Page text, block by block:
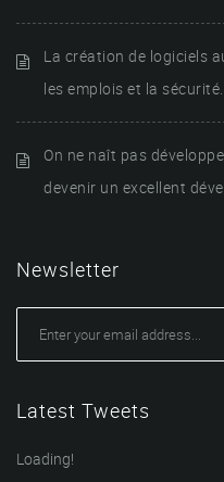
La création de logiciels
les emplois et la sécurité.
On ne naît pas
devenir un excellent
Newsletter
Latest Tweets
Loading!